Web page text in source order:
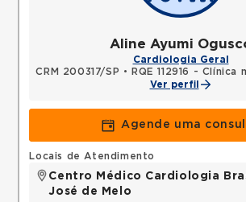
Aline Ayumi
Cardiologia Geral
CRM 200317/SP • RQE 112916 - Clínica
Ver perfil
Agende uma
Locais de Atendimento
Centro Médico Cardiologia
José de Melo